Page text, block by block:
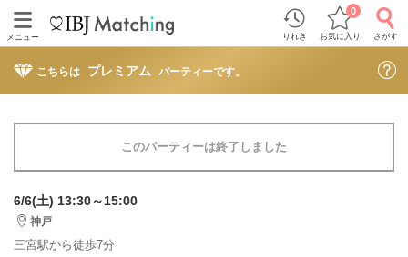
メニュー りれき お気に入り
0
さがす
こちらは プレミアム パーティーです。
このパーティーは終了しました
6/6(土) 13:30～15:00
神戸
三宮駅から徒歩7分